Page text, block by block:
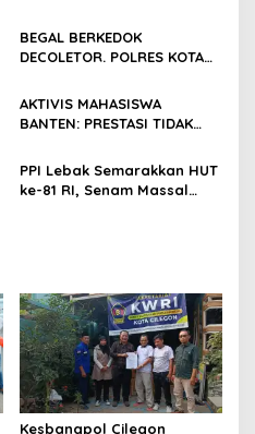
Kemitraan yang kokoh
BEGAL BERKEDOK
DECOLETOR. POLRES KOTA
TEGAS
AKTIVIS MAHASISWA
BANTEN: PRESTASI TIDAK
KETIDAKADILAN
PPI Lebak Semarakkan HUT
ke-81 RI, Senam Massal
Kesbangpol Cilegon